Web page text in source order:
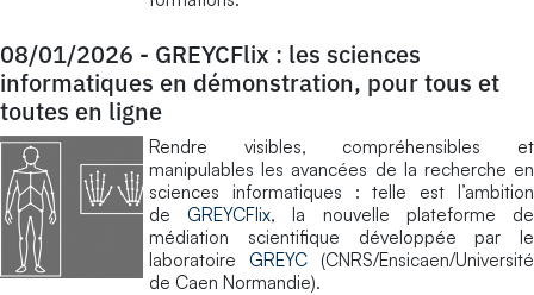
08/01/2026 - GREYCFlix : les sciences
informatiques en démonstration, pour tous et
toutes en ligne
Rendre visibles, compréhensibles et
manipulables les avancées de la recherche en
sciences informatiques : telle est l’ambition
de GREYCFlix, la nouvelle plateforme de
médiation scientifique développée par le
laboratoire GREYC (CNRS/Ensicaen/Université
de Caen Normandie).